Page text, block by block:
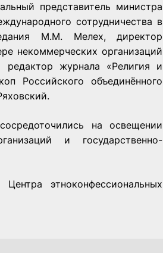
представитель министра
сотрудничества в
М.М. Мелех, директор
некоммерческих организаций
журнала «Религия и
Российского объединённого
на освещении
и государственно-
этноконфессиональных